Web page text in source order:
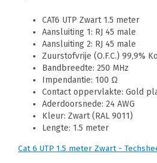
CAT6 UTP Zwart 1.5 meter
Aansluiting 1: RJ 45 male
Aansluiting 2: RJ 45 male
Zuurstofvrije (O.F.C.) 99,9%
Bandbreedte: 250 MHz
Impendantie: 100 Ω
Contact oppervlakte: Gold
Aderdoorsnede: 24 AWG
Kleur: Zwart (RAL 9011)
Lengte: 1.5 meter
Cat 6 UTP 1.5 meter Zwart -